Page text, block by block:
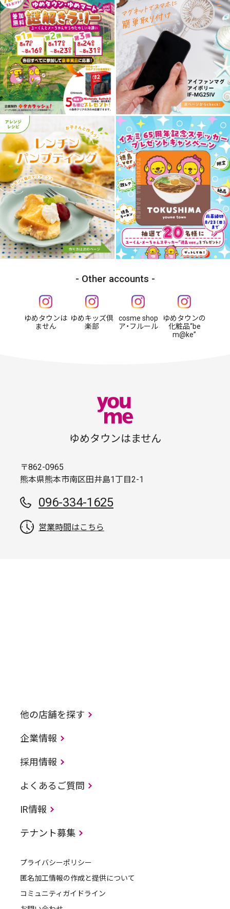
Other accounts
ゆめタウンは
ません
ゆめキッズ倶
楽部
cosme shop
ア・フルール
ゆめタウンの
化粧品“be
m@ke”
ゆめタウンはません
〒862-0965
熊本県熊本市南区田井島1丁目2-1
096-334-1625
営業時間はこちら
他の店舗を探す
企業情報
採用情報
よくあるご質問
IR情報
テナント募集
プライバシーポリシー
匿名加工情報の作成と提供について
コミュニティガイドライン